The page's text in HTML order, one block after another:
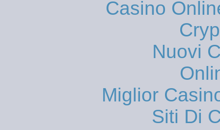
Casino
Nuovi
Miglior
Siti Di